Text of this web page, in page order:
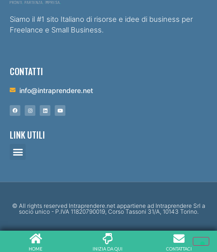
Siamo il #1 sito Italiano di risorse e idee di business per
Freelance e Small Business.
CONTATTI
info@intraprendere.net
LINK UTILI
© All rights reserved Intraprendere.net appartiene ad Intraprendere Srl a
socio unico - P.IVA 11820790019, Corso Tassoni 31/A, 10143 Torino.
HOME INIZIA DA QUI CONTATTACI